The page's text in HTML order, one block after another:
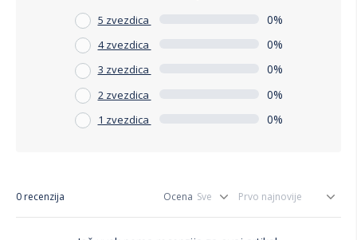
5 zvezdica 0%
4 zvezdica 0%
3 zvezdica 0%
2 zvezdica 0%
1 zvezdica 0%
0 recenzija Ocena